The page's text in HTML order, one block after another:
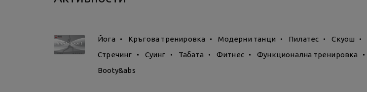
Йога Кръгова тренировка Модерни танци Пилатес Скуош
Стречинг
Суинг Табата Фитнес Функционална тренировка
Booty&abs